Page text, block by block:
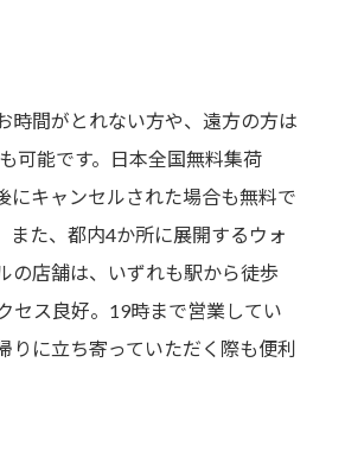
時間がとれない方や、遠方の方は
可能です。日本全国無料集荷
にキャンセルされた場合も無料で
また、都内4か所に展開するウォ
の店舗は、いずれも駅から徒歩
セス良好。19時まで営業してい
りに立ち寄っていただく際も便利